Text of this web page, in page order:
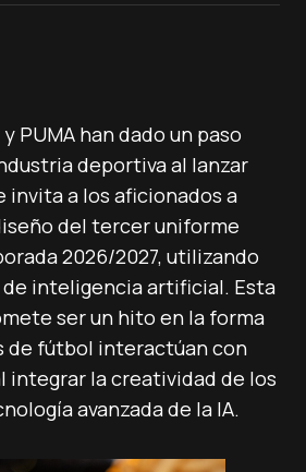
PUMA han dado un paso
deportiva al lanzar
invita a los aficionados a
del tercer uniforme
2026/2027, utilizando
inteligencia artificial. Esta
ser un hito en la forma
de fútbol interactúan con
integrar la creatividad de los
avanzada de la IA.